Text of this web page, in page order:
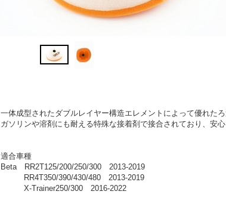
一体成型されたダブルレイヤー構造エレメントによって優れたろ
ガソリンや溶剤にも耐える特殊な接着剤で接合されており、安
適合車種
Beta RR2T125/200/250/300 2013-2019
RR4T350/390/430/480 2013-2019
X-Trainer250/300 2016-2022